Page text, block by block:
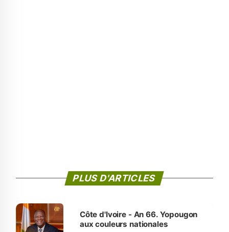
PLUS D'ARTICLES
Côte d'Ivoire - An 66. Yopougon
aux couleurs nationales